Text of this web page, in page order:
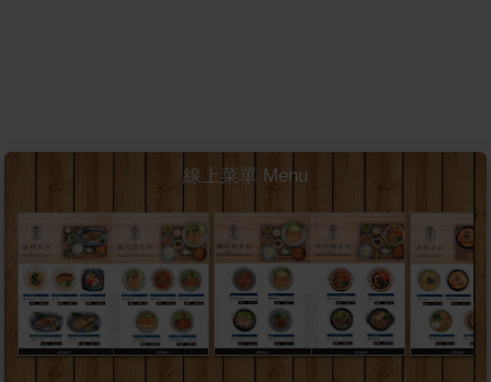
線上菜單 Menu